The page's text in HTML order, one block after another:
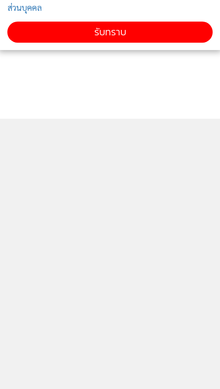
ตนเองรักหรือชอบ ทำให้บริษัทกูลิโกะมียอดขายขนมป๊อกกี้สูงใน
วันนี้ด้วยเช่นเดียวกัน ทั้งนี้ เราอาจเคยเห็นภาพการแลกขนม
ป๊อกกี้ผ่านตามาบ้าง ไม่ว่าจะเป็นภาพยนตร์ ซีรีส์ มังงะ อานิเมะ
ของทั้ง 2 ประเทศ ส่วนการโฆษณาก็มักจะใช้ดาราหรือนักร้องชื่อ
ส่วนบุคคล
รับทราบ